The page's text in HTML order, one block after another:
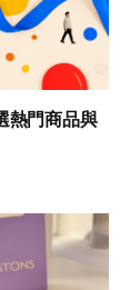
熱門商品與